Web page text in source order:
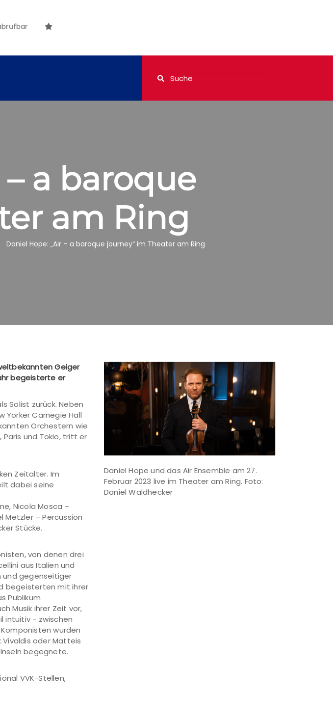
a baroque
am Ring
Daniel Hope: „Air – a baroque journey“ im Theater am Ring
Geiger
begeisterte er
Solist zurück. Neben
Yorker Carnegie Hall
Orchestern wie
Paris und Tokio, tritt er
Zeitalter. Im
dabei seine
Nicola Mosca –
Metzler – Percussion
Stücke.
von denen drei
aus Italien und
und gegenseitiger
begeisterten mit ihrer
Publikum
Musik ihrer Zeit vor,
intuitiv - zwischen
wurden
Vivaldis oder Matteis
begegnete.
VVK-Stellen,
Daniel Hope und das Air Ensemble am 27.
Februar 2023 live im Theater am Ring. Foto:
Daniel Waldhecker